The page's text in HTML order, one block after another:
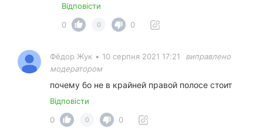
Відповісти
0
0 0
Фёдор Жук • 10 серпня 2021 17:21
виправлено
модератором
почему бо не в крайней правой полосе стоит
Відповісти
0
0 0